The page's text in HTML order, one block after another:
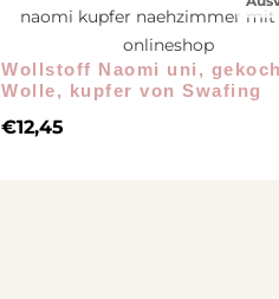
Wollstoff Naomi uni,
Wolle, kupfer von Swafing
€12,45